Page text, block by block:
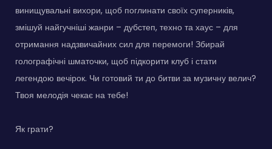
винищувальні вихори, щоб поглинати своїх суперників,
змішуй найгучніші жанри – дубстеп, техно та хаус – для
отримання надзвичайних сил для перемоги! Збирай
голографічні шматочки, щоб підкорити клуб і стати
легендою вечірок. Чи готовий ти до битви за музичну велич?
Твоя мелодія чекає на тебе!
Як грати?